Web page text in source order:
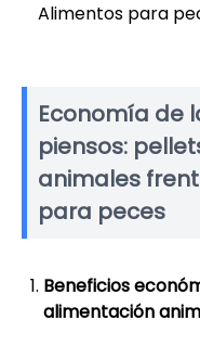
Alimentos para
Economía de
piensos:
animales
para peces
Beneficios
alimentación